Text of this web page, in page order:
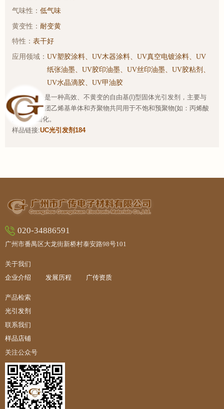
气味性：低气味
黄变性：耐变黄
特性：表干好
应用领域：UV塑胶涂料、UV木器涂料、UV真空电镀涂料、UV
纸张油墨、UV胶印油墨、UV丝印油墨、UV胶粘剂、
UV水晶滴胶、UV甲油胶
产品简介：是一种高效、不黄变的自由基(I)型固体光引发剂，主要与
单或多官能团乙烯基单体和齐聚物共同用于不饱和预聚物(如：丙烯酸
脂)的UV固化。
样品链接:UC光引发剂184
关于我们
企业介绍 发展历程 广传资质
产品检索
光引发剂
联系我们
样品店铺
关注公众号
020-34886591
广州市番禺区大龙街新桥村泰安路98号101